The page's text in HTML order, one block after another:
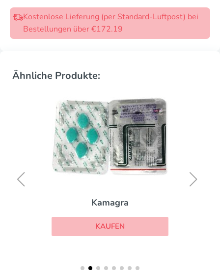
Kostenlose Lieferung (per Standard-Luftpost) bei
Bestellungen über €172.19
Ähnliche Produkte:
Kamagra
KAUFEN